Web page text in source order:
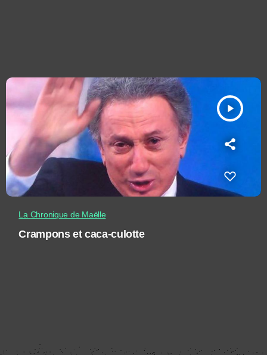
play_arrow
La Chronique de Maëlle
Crampons et caca-culotte